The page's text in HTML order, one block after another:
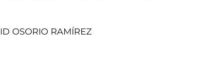
OSORIO RAMÍREZ